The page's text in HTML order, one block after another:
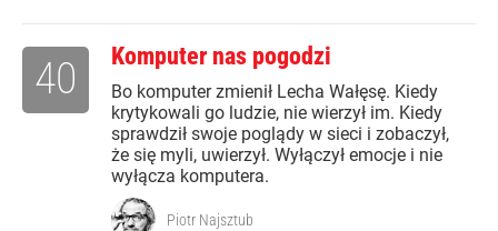
Komputer nas pogodzi
Bo komputer zmienił Lecha Wałęsę. Kiedy
krytykowali go ludzie, nie wierzył im. Kiedy
sprawdził swoje poglądy w sieci i zobaczył,
że się myli, uwierzył. Wyłączył emocje i nie
wyłącza komputera.
40
Piotr Najsztub